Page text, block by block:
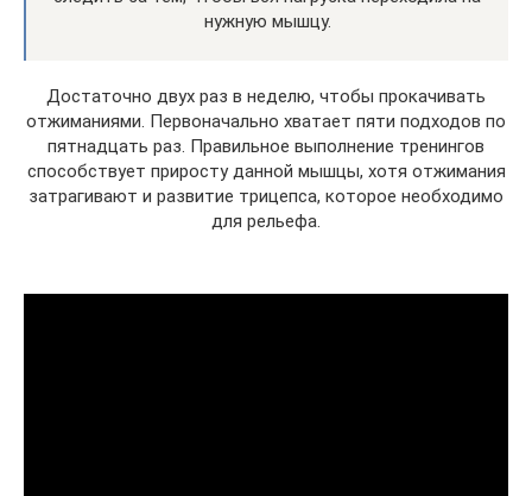
нужную мышцу.
Достаточно двух раз в неделю, чтобы прокачивать
отжиманиями. Первоначально хватает пяти подходов по
пятнадцать раз. Правильное выполнение тренингов
способствует приросту данной мышцы, хотя отжимания
затрагивают и развитие трицепса, которое необходимо
для рельефа.